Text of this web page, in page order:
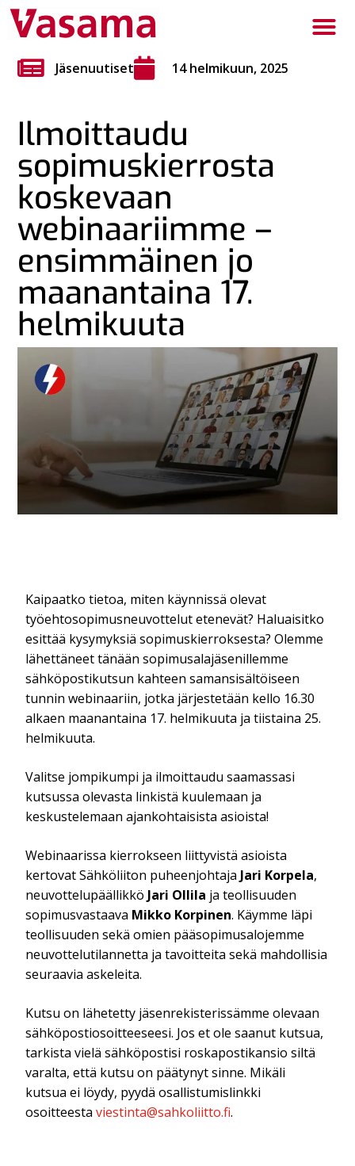
Jäsenuutiset 14 helmikuun, 2025
Ilmoittaudu
sopimuskierrosta
koskevaan
webinaariimme –
ensimmäinen jo
maanantaina 17.
helmikuuta
Kaipaatko tietoa, miten käynnissä olevat
työehtosopimusneuvottelut etenevät? Haluaisitko
esittää kysymyksiä sopimuskierroksesta? Olemme
lähettäneet tänään sopimusalajäsenillemme
sähköpostikutsun kahteen samansisältöiseen
tunnin webinaariin, jotka järjestetään kello 16.30
alkaen maanantaina 17. helmikuuta ja tiistaina 25.
helmikuuta.
Valitse jompikumpi ja ilmoittaudu saamassasi
kutsussa olevasta linkistä kuulemaan ja
keskustelemaan ajankohtaisista asioista!
Webinaarissa kierrokseen liittyvistä asioista
kertovat Sähköliiton puheenjohtaja Jari Korpela,
neuvottelupäällikkö Jari Ollila ja teollisuuden
sopimusvastaava Mikko Korpinen. Käymme läpi
teollisuuden sekä omien pääsopimusalojemme
neuvottelutilannetta ja tavoitteita sekä mahdollisia
seuraavia askeleita.
Kutsu on lähetetty jäsenrekisterissämme olevaan
sähköpostiosoitteeseesi. Jos et ole saanut kutsua,
tarkista vielä sähköpostisi roskapostikansio siltä
varalta, että kutsu on päätynyt sinne. Mikäli
kutsua ei löydy, pyydä osallistumislinkki
osoitteestaviestinta@sahkoliitto.fi.